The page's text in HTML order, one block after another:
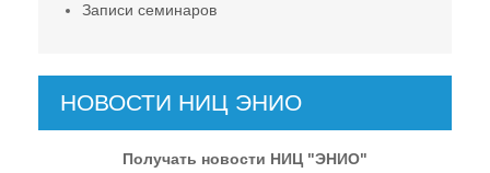
Записи семинаров
НОВОСТИ НИЦ ЭНИО
Получать новости НИЦ "ЭНИО"